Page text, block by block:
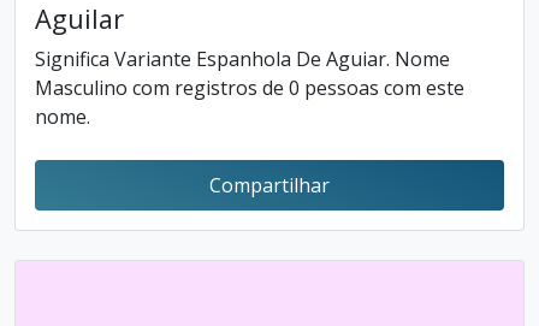
Aguilar
Significa Variante Espanhola De Aguiar. Nome
Masculino com registros de 0 pessoas com este
nome.
Compartilhar